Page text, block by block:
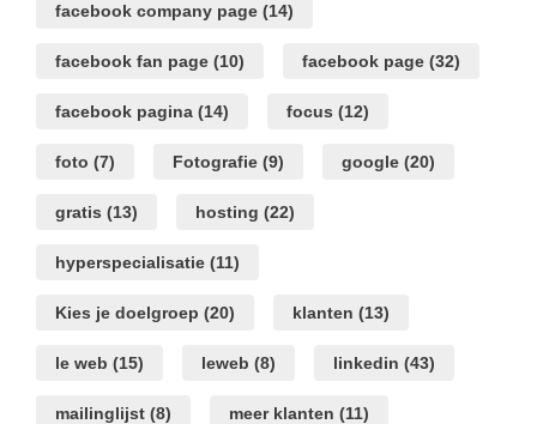
facebook company page (14)
facebook fan page (10) facebook page (32)
facebook pagina (14) focus (12)
foto (7) Fotografie (9) google (20)
gratis (13) hosting (22)
hyperspecialisatie (11)
Kies je doelgroep (20) klanten (13)
le web (15) leweb (8) linkedin (43)
mailinglijst (8) meer klanten (11)